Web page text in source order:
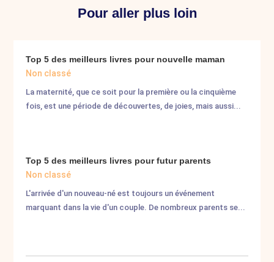
Pour aller plus loin
Top 5 des meilleurs livres pour nouvelle maman
Non classé
La maternité, que ce soit pour la première ou la cinquième
fois, est une période de découvertes, de joies, mais aussi...
Top 5 des meilleurs livres pour futur parents
Non classé
L'arrivée d'un nouveau-né est toujours un événement
marquant dans la vie d'un couple. De nombreux parents se...